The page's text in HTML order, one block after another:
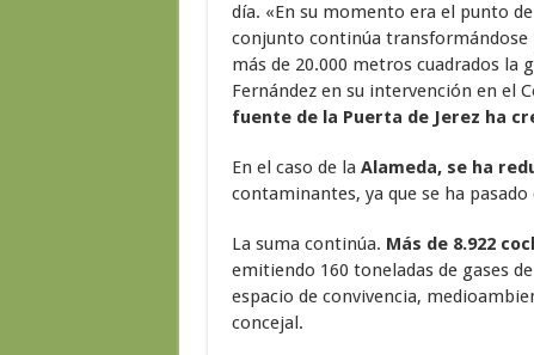
día. «En su momento era el punto
conjunto continúa
más de 20.000 metros cuadrados la
Fernández en su intervención en el
fuente de la Puerta de Jerez ha
En el caso de la Alameda, se ha
contaminantes, ya que se ha
La suma continúa. Más de 8.922
emitiendo 160 toneladas de gases
espacio de convivencia,
concejal.